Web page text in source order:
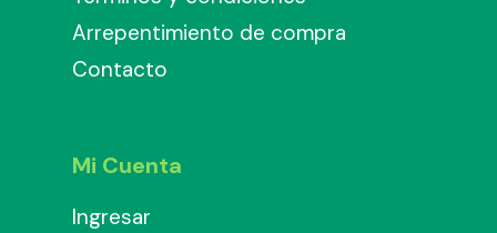
Arrepentimiento de compra
Contacto
Mi Cuenta
Ingresar